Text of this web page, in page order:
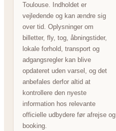
Toulouse. Indholdet er
vejledende og kan ændre sig
over tid. Oplysninger om
billetter, fly, tog, åbningstider,
lokale forhold, transport og
adgangsregler kan blive
opdateret uden varsel, og det
anbefales derfor altid at
kontrollere den nyeste
information hos relevante
officielle udbydere før afrejse og
booking.